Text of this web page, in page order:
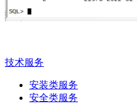
技术服务
安装类服务
安全类服务